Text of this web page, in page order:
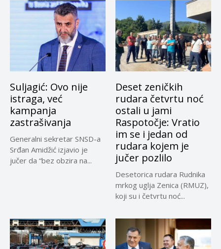
Suljagić: Ovo nije
istraga, već
kampanja
zastrašivanja
Generalni sekretar SNSD-a
Srđan Amidžić izjavio je
jučer da “bez obzira na...
Deset zeničkih
rudara četvrtu noć
ostali u jami
Raspotočje: Vratio
im se i jedan od
rudara kojem je
jučer pozlilo
Desetorica rudara Rudnika
mrkog uglja Zenica (RMUZ),
koji su i četvrtu noć...